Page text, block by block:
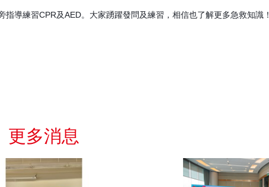
導練習CPR及AED。大家踴躍發問及練習，相信也了解更多急救知識！
更多消息